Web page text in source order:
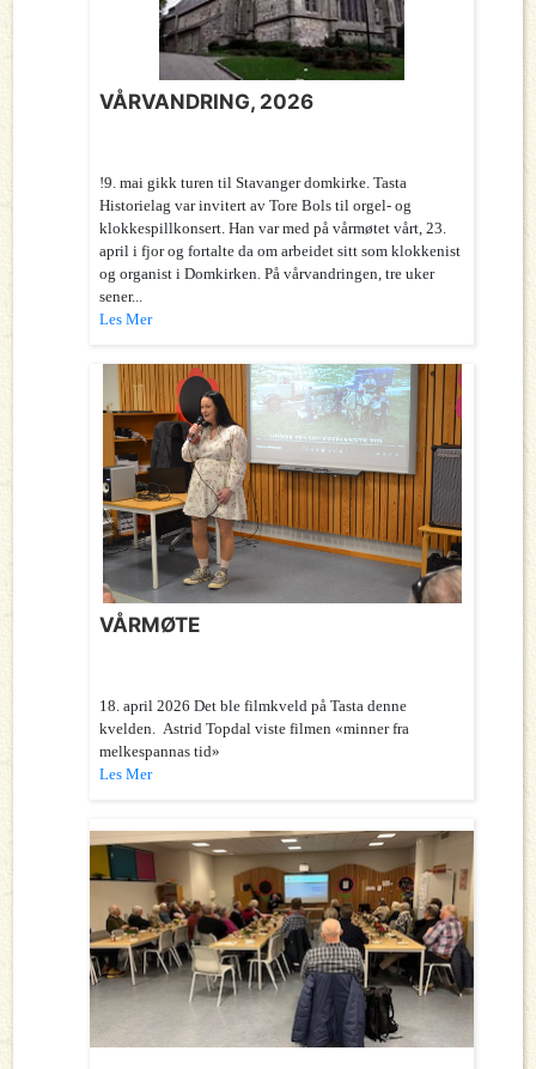
VÅRVANDRING, 2026
!9. mai gikk turen til Stavanger domkirke. Tasta
Historielag var invitert av Tore Bols til orgel- og
klokkespillkonsert. Han var med på vårmøtet vårt, 23.
april i fjor og fortalte da om arbeidet sitt som klokkenist
og organist i Domkirken. På vårvandringen, tre uker
sener...
Les Mer
VÅRMØTE
18. april 2026 Det ble filmkveld på Tasta denne
kvelden. Astrid Topdal viste filmen «minner fra
melkespannas tid»
Les Mer